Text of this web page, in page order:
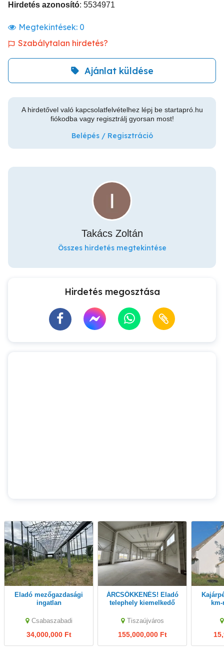
Hirdetés azonosító: 5534971
Megtekintések: 0
Szabálytalan hirdetés?
Ajánlat küldése
A hirdetővel való kapcsolatfelvételhez lépj be startapró.hu
fiókodba vagy regisztrálj gyorsan most!
Belépés / Regisztráció
Takács Zoltán
Összes hirdetés megtekintése
Hirdetés megosztása
Eladó mezőgazdasági
ingatlan
Csarnok vázszerkezettel
Csabaszabadi
34,000,000 Ft
ÁRCSÖKKENÉS! Eladó
telephely kiemelkedő
Tiszaújváros
155,000,000 Ft
Kajárpécen Győrtől 20
km-re
sor